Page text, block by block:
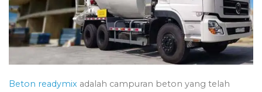
Beton readymix adalah campuran beton yang telah